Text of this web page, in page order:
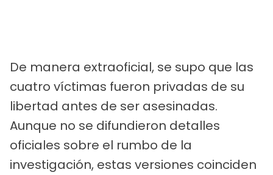
De manera extraoficial, se supo que las
cuatro víctimas fueron privadas de su
libertad antes de ser asesinadas.
Aunque no se difundieron detalles
oficiales sobre el rumbo de la
investigación, estas versiones coinciden